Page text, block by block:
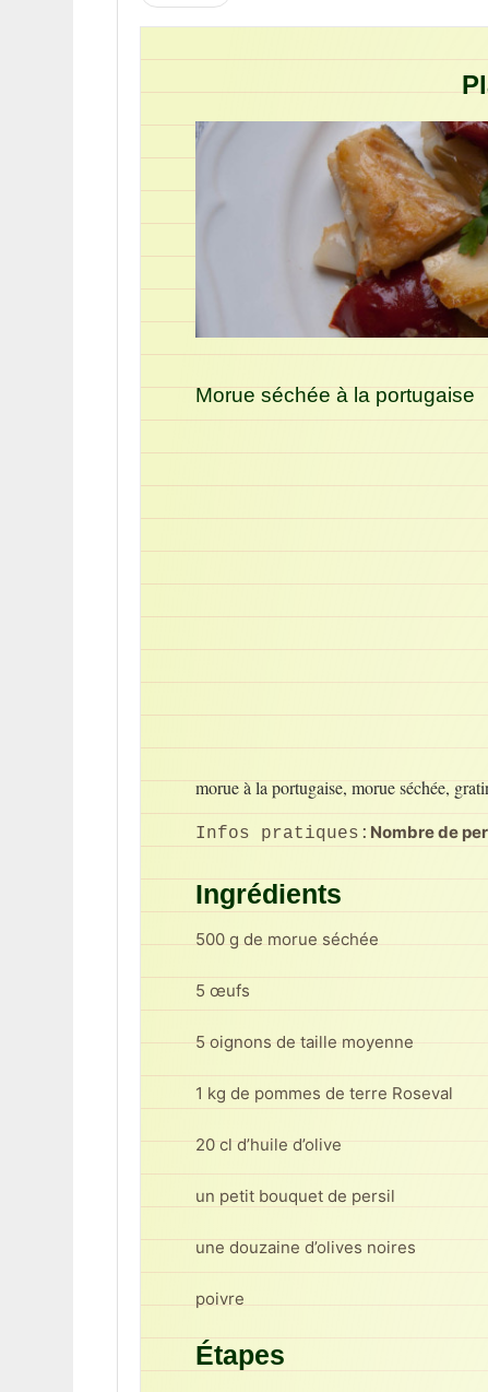
Morue séchée à la portugaise
morue à la portugaise, morue séchée,
Infos pratiques: Nombre de
Ingrédients
500 g de morue séchée
5 œufs
5 oignons de taille moyenne
1 kg de pommes de terre Roseval
20 cl d’huile d’olive
un petit bouquet de persil
une douzaine d’olives noires
poivre
Étapes